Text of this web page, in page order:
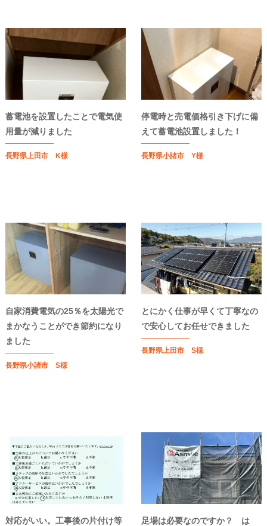
蓄電池を設置したことで電気使
用量が減りました
長野県上田市 K様
停電時と売電価格引き下げに備
えて蓄電池設置しました！
長野県小諸市 Y様
自家消費電気の25％を太陽光で
まかなうことができ節約になり
ました
長野県小諸市 S様
とにかく仕事が早くて丁寧なの
で安心してお任せできました
長野県上田市 S様
対応がいい。工事後の片付け等
足場は必要なのですか？ は